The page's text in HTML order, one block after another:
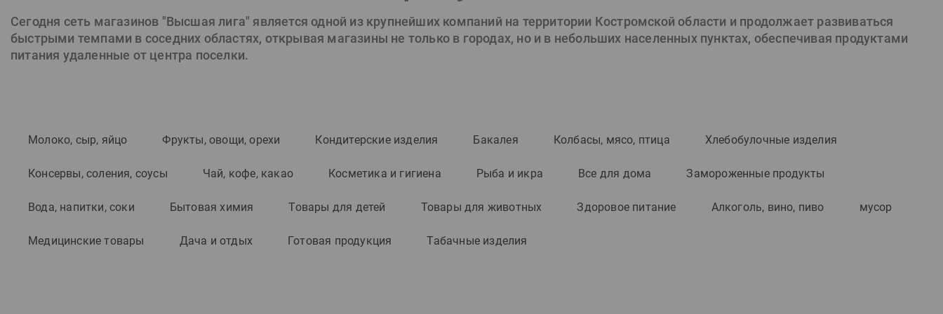
Сегодня сеть магазинов "Высшая лига" является одной из крупнейших компаний на территории Костромской области и продолжает развиваться
быстрыми темпами в соседних областях, открывая магазины не только в городах, но и в небольших населенных пунктах, обеспечивая продуктами
питания удаленные от центра поселки.
Молоко, сыр, яйцо Фрукты, овощи, орехи Кондитерские изделия Бакалея Колбасы, мясо, птица Хлебобулочные изделия
Консервы, соления, соусы Чай, кофе, какао Косметика и гигиена Рыба и икра Все для дома Замороженные продукты
Вода, напитки, соки Бытовая химия Товары для детей Товары для животных Здоровое питание Алкоголь, вино, пиво мусор
Медицинские товары Дача и отдых Готовая продукция Табачные изделия